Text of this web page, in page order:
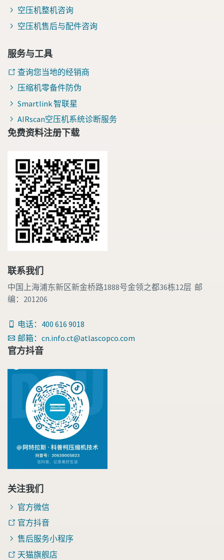
您需要了解的一切关于气力输送流程的信息
了解详情
空压机整机咨询
空压机售后与配件咨询
服务与工具
查询您当地的经销商
压缩机零备件防伪
Smartlink 智联星
AIRscan空压机系统诊断服务
免费资料注册下载
联系我们
中国上海浦东新区新金桥路1888号金领之都36栋12层 邮
编：201206
电话：400 616 9018
邮箱：cn.info.ct@atlascopco.com
官方抖音
关注我们
官方微信
官方抖音
售后服务小程序
天猫旗舰店